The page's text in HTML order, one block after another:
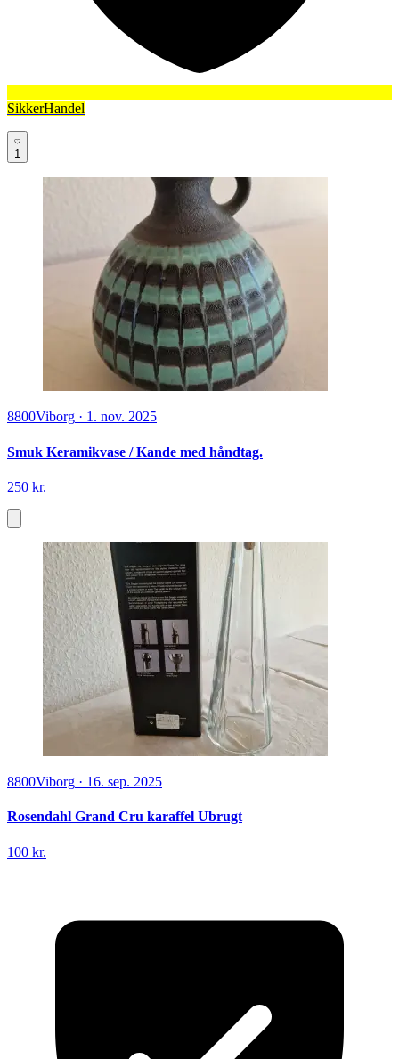
SikkerHandel
1
8800Viborg · 1. nov. 2025
Smuk Keramikvase / Kande med håndtag.
250 kr.
8800Viborg · 16. sep. 2025
Rosendahl Grand Cru karaffel Ubrugt
100 kr.